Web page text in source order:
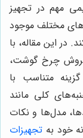
مهم در تجهیز
مختلف موجود
در این مقاله، با
فروش چرخ گوشت،
متناسب با
کلی مانند
مدل‌ها و نکات
خود به تجهیزات